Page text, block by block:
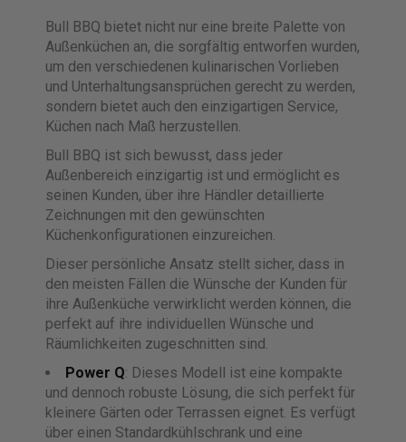
Bull BBQ bietet nicht nur eine breite Palette von
Außenküchen an, die sorgfältig entworfen wurden,
um den verschiedenen kulinarischen Vorlieben
und Unterhaltungsansprüchen gerecht zu werden,
sondern bietet auch den einzigartigen Service,
Küchen nach Maß herzustellen.
Bull BBQ ist sich bewusst, dass jeder
Außenbereich einzigartig ist und ermöglicht es
seinen Kunden, über ihre Händler detaillierte
Zeichnungen mit den gewünschten
Küchenkonfigurationen einzureichen.
Dieser persönliche Ansatz stellt sicher, dass in
den meisten Fällen die Wünsche der Kunden für
ihre Außenküche verwirklicht werden können, die
perfekt auf ihre individuellen Wünsche und
Räumlichkeiten zugeschnitten sind.
Power Q: Dieses Modell ist eine kompakte
und dennoch robuste Lösung, die sich perfekt für
kleinere Gärten oder Terrassen eignet. Es verfügt
über einen Standardkühlschrank und eine